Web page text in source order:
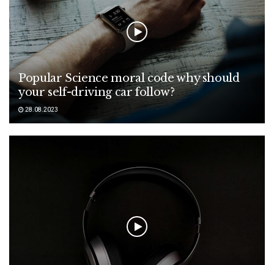
Popular Science moral code why should
your self-driving car follow?
28.08.2023